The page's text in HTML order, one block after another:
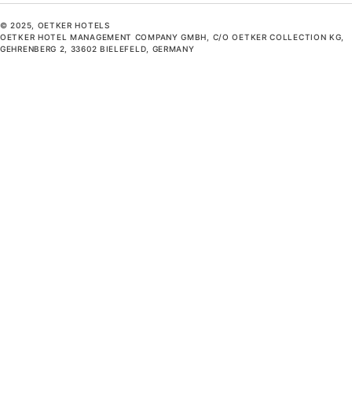
© 2025, OETKER HOTELS
OETKER HOTEL MANAGEMENT COMPANY GMBH, C/O OETKER COLLECTION KG,
GEHRENBERG 2, 33602 BIELEFELD, GERMANY